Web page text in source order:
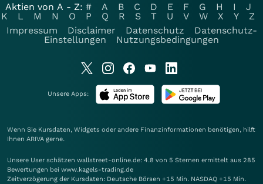
Aktien von A - Z: # A B C D E F G H I
J
K
L M N O P Q R S T U V W X Y
Z
Impressum
Disclaimer Datenschutz
Datenschutz-
Einstellungen
Nutzungsbedingungen
Unsere Apps:
Wenn Sie Kursdaten, Widgets oder andere Finanzinformationen benötigen, hilft
Ihnen ARIVA gerne.
Unsere User schätzen wallstreet-online.de: 4.8 von 5 Sternen ermittelt aus 285
Bewertungen bei www.kagels-trading.de
Zeitverzögerung der Kursdaten: Deutsche Börsen +15 Min. NASDAQ +15 Min.